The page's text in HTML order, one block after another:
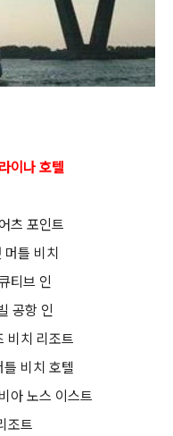
이나 호텔
츠 포인트
틀 비치
티브 인
공항 인
비치 리조트
틀 비치 호텔
아 노스 이스트
조트